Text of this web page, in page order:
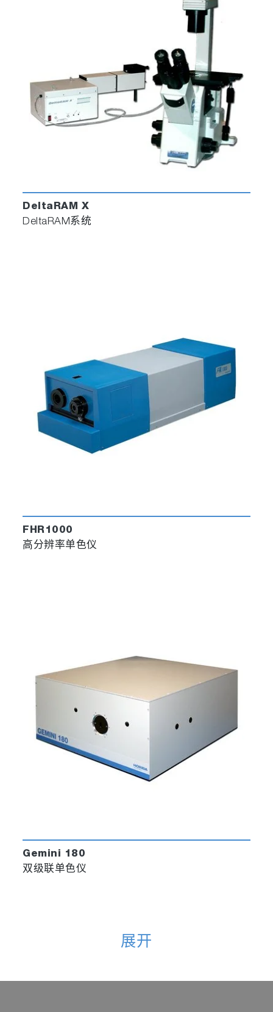
DeltaRAM X
DeltaRAM系统
FHR1000
高分辨率单色仪
Gemini 180
双级联单色仪
展开